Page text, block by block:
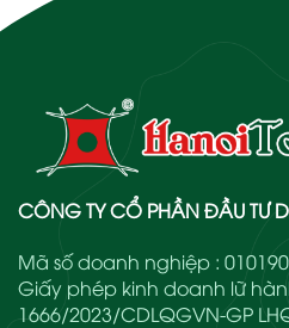
CÔNG TY CỔ PHẦN ĐẦU TƯ
Mã số doanh nghiệp :
Giấy phép kinh doanh lữ
1666/2023/CDLQGVN-GP